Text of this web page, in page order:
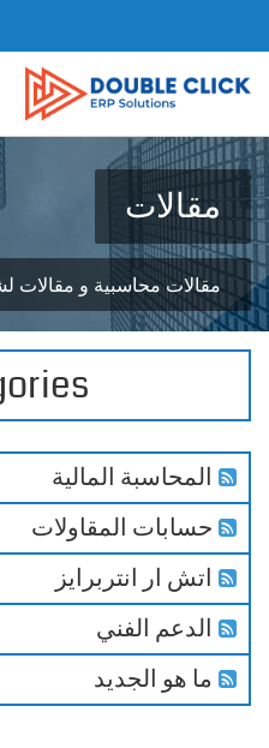
مقالات
مقالات محاسبية و مقالات
المحاسبة المالية
حسابات المقاولات
اتش ار انتربرايز
الدعم الفني
ما هو الجديد